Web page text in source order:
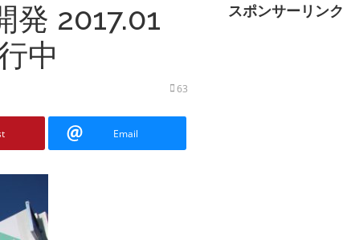
発 2017.01
中
63
Email
スポンサーリンク